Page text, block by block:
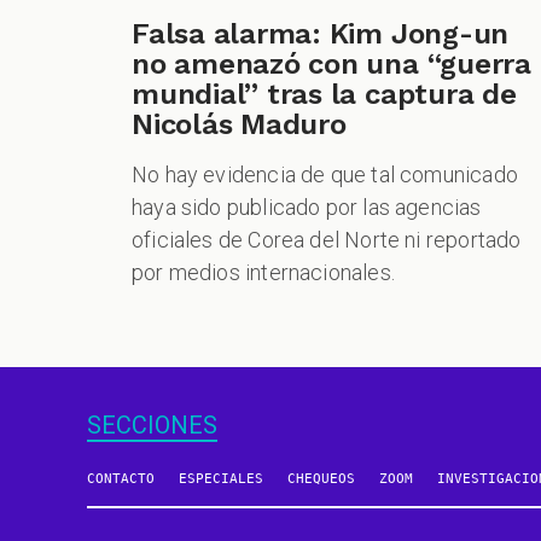
Falsa alarma: Kim Jong-un
no amenazó con una “guerra
mundial” tras la captura de
Nicolás Maduro
No hay evidencia de que tal comunicado
haya sido publicado por las agencias
oficiales de Corea del Norte ni reportado
por medios internacionales.
SECCIONES
CONTACTO ESPECIALES CHEQUEOS ZOOM